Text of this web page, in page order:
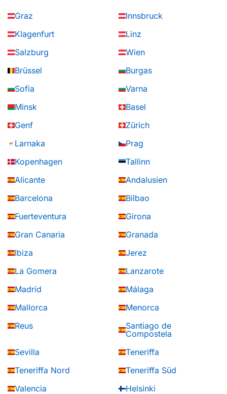
Graz
Innsbruck
Klagenfurt
Linz
Salzburg
Wien
Brüssel
Burgas
Sofia
Varna
Minsk
Basel
Genf
Zürich
Larnaka
Prag
Kopenhagen
Tallinn
Alicante
Andalusien
Barcelona
Bilbao
Fuerteventura
Girona
Gran Canaria
Granada
Ibiza
Jerez
La Gomera
Lanzarote
Madrid
Málaga
Mallorca
Menorca
Reus
Santiago de
Compostela
Sevilla
Teneriffa
Teneriffa Nord
Teneriffa Süd
Valencia
Helsinki